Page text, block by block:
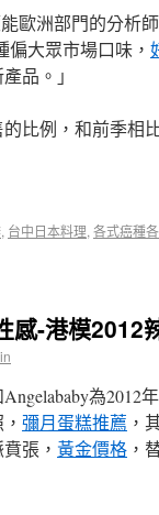
歐洲部門的分析
偏大眾市場口味，
品。」
比例，和前季相
, 台中日本料理, 各式癌種
感-港模2012
為2012
彌月蛋糕推薦 ，
張， 黃金價格 ，